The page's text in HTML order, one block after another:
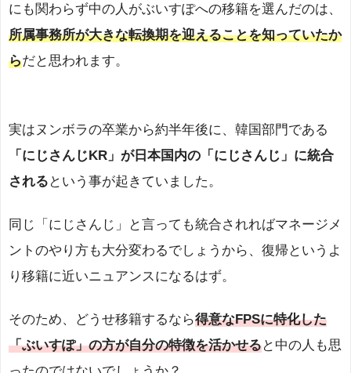
にも関わらず中の人がぶいすぽへの移籍を選んだのは、
所属事務所が大きな転換期を迎えることを知っていたか
らだと思われます。
実はヌンボラの卒業から約半年後に、韓国部門である
「にじさんじKR」が日本国内の「にじさんじ」に統合
される という事が起きていました。
同じ「にじさんじ」と言っても統合されればマネージメ
ントのやり方も大分変わるでしょうから、復帰というよ
り移籍に近いニュアンスになるはず。
そのため、どうせ移籍するなら得意なFPSに特化した
「ぶいすぽ」の方が自分の特徴を活かせると中の人も思